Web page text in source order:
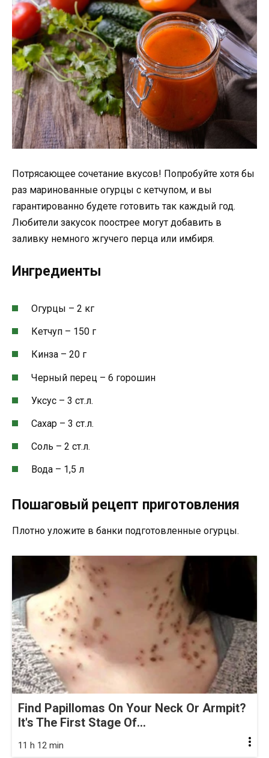
Потрясающее сочетание вкусов! Попробуйте хотя бы
раз маринованные огурцы с кетчупом, и вы
гарантированно будете готовить так каждый год.
Любители закусок поострее могут добавить в
заливку немного жгучего перца или имбиря.
Ингредиенты
Огурцы – 2 кг
Кетчуп – 150 г
Кинза – 20 г
Черный перец – 6 горошин
Уксус – 3 ст.л.
Сахар – 3 ст.л.
Соль – 2 ст.л.
Вода – 1,5 л
Пошаговый рецепт приготовления
Плотно уложите в банки подготовленные огурцы.
Find Papillomas On Your Neck Or Armpit?
It's The First Stage Of...
11 h 12 min